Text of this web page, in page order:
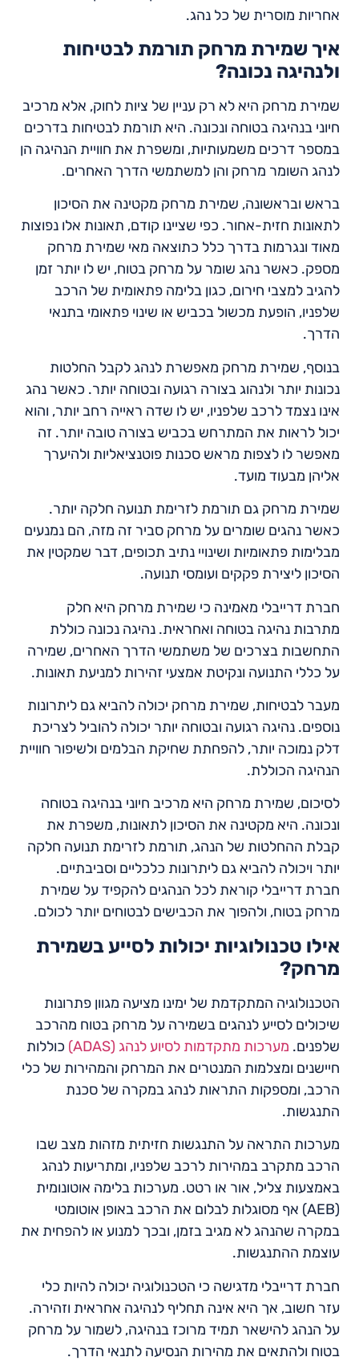
אחריות מוסרית של כל נהג.
איך שמירת מרחק תורמת לבטיחות
ולנהיגה נכונה?
שמירת מרחק היא לא רק עניין של ציות לחוק, אלא מרכיב
חיוני בנהיגה בטוחה ונכונה. היא תורמת לבטיחות בדרכים
במספר דרכים משמעותיות, ומשפרת את חוויית הנהיגה הן
לנהג השומר מרחק והן למשתמשי הדרך האחרים.
בראש ובראשונה, שמירת מרחק מקטינה את הסיכון
לתאונות חזית-אחור. כפי שציינו קודם, תאונות אלו נפוצות
מאוד ונגרמות בדרך כלל כתוצאה מאי שמירת מרחק
מספק. כאשר נהג שומר על מרחק בטוח, יש לו יותר זמן
להגיב למצבי חירום, כגון בלימה פתאומית של הרכב
שלפניו, הופעת מכשול בכביש או שינוי פתאומי בתנאי
הדרך.
בנוסף, שמירת מרחק מאפשרת לנהג לקבל החלטות
נכונות יותר ולנהוג בצורה רגועה ובטוחה יותר. כאשר נהג
אינו נצמד לרכב שלפניו, יש לו שדה ראייה רחב יותר, והוא
יכול לראות את המתרחש בכביש בצורה טובה יותר. זה
מאפשר לו לצפות מראש סכנות פוטנציאליות ולהיערך
אליהן מבעוד מועד.
שמירת מרחק גם תורמת לזרימת תנועה חלקה יותר.
כאשר נהגים שומרים על מרחק סביר זה מזה, הם נמנעים
מבלימות פתאומיות ושינויי נתיב תכופים, דבר שמקטין את
הסיכון ליצירת פקקים ועומסי תנועה.
חברת דרייבלי מאמינה כי שמירת מרחק היא חלק
מתרבות נהיגה בטוחה ואחראית. נהיגה נכונה כוללת
התחשבות בצרכים של משתמשי הדרך האחרים, שמירה
על כללי התנועה ונקיטת אמצעי זהירות למניעת תאונות.
מעבר לבטיחות, שמירת מרחק יכולה להביא גם ליתרונות
נוספים. נהיגה רגועה ובטוחה יותר יכולה להוביל לצריכת
דלק נמוכה יותר, להפחתת שחיקת הבלמים ולשיפור חוויית
הנהיגה הכוללת.
לסיכום, שמירת מרחק היא מרכיב חיוני בנהיגה בטוחה
ונכונה. היא מקטינה את הסיכון לתאונות, משפרת את
קבלת ההחלטות של הנהג, תורמת לזרימת תנועה חלקה
יותר ויכולה להביא גם ליתרונות כלכליים וסביבתיים.
חברת דרייבלי קוראת לכל הנהגים להקפיד על שמירת
מרחק בטוח, ולהפוך את הכבישים לבטוחים יותר לכולם.
אילו טכנולוגיות יכולות לסייע בשמירת
מרחק?
הטכנולוגיה המתקדמת של ימינו מציעה מגוון פתרונות
שיכולים לסייע לנהגים בשמירה על מרחק בטוח מהרכב
שלפנים. מערכות מתקדמות לסיוע לנהג (ADAS)
כוללות
חיישנים ומצלמות המנטרים את המרחק והמהירות של כלי
הרכב, ומספקות התראות לנהג במקרה של סכנת
התנגשות.
מערכות התראה על התנגשות חזיתית מזהות מצב שבו
הרכב מתקרב במהירות לרכב שלפניו, ומתריעות לנהג
באמצעות צליל, אור או רטט. מערכות בלימה אוטונומית
(AEB) אף מסוגלות לבלום את הרכב באופן אוטומטי
במקרה שהנהג לא מגיב בזמן, ובכך למנוע או להפחית את
עוצמת ההתנגשות.
חברת דרייבלי מדגישה כי הטכנולוגיה יכולה להיות כלי
עזר חשוב, אך היא אינה תחליף לנהיגה אחראית וזהירה.
על הנהג להישאר תמיד מרוכז בנהיגה, לשמור על מרחק
בטוח ולהתאים את מהירות הנסיעה לתנאי הדרך.